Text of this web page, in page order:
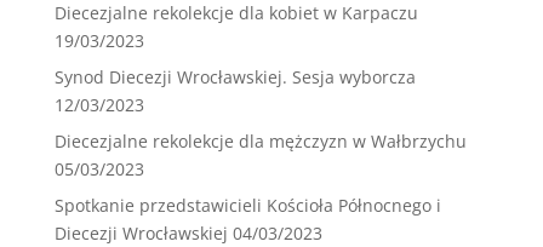
Diecezjalne rekolekcje dla kobiet w Karpaczu
19/03/2023
Synod Diecezji Wrocławskiej. Sesja wyborcza
12/03/2023
Diecezjalne rekolekcje dla mężczyzn w Wałbrzychu
05/03/2023
Spotkanie przedstawicieli Kościoła Północnego i
Diecezji Wrocławskiej 04/03/2023